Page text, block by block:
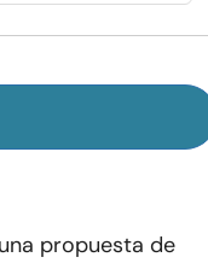
propuesta de